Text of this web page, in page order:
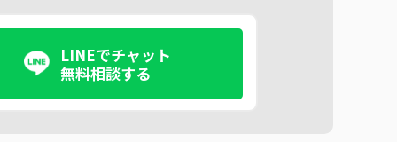
LINEでチャット
無料相談する